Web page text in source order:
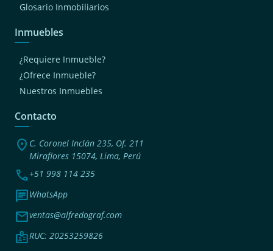
Glosario Inmobiliarios
Inmuebles
¿Requiere Inmueble?
¿Ofrece Inmueble?
Nuestros Inmuebles
Contacto
location_on C. Coronel Inclán 235, Of. 211
Miraflores 15074, Lima, Perú
phone+51 998 114 235
chatWhatsApp
mailventas@alfredograf.com
badgeRUC: 20253259826